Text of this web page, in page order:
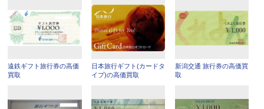
遠鉄ギフト旅行券の高価
買取
日本旅行ギフト(カードタ
イプ)の高価買取
新潟交通 旅行券の高価買
取